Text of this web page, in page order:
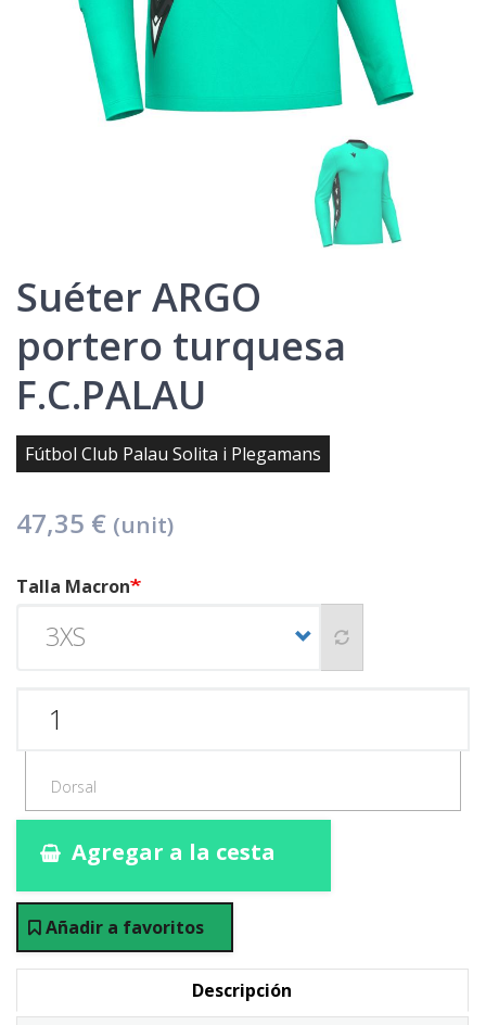
Suéter ARGO
portero turquesa
F.C.PALAU
Fútbol Club Palau Solita i Plegamans
47,35 € (unit)
Talla Macron
Agregar a la cesta
Añadir a favoritos
Descripción